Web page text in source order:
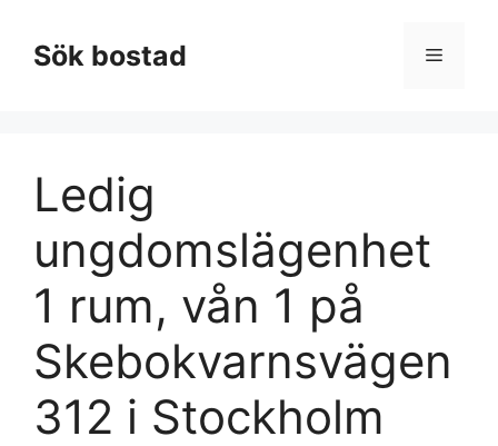
innehållSök bostad Meny
Ledig
ungdomslägenhet
1 rum, vån 1 på
Skebokvarnsvägen
312 i Stockholm